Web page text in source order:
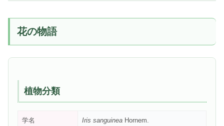
花の物語
植物分類
学名 Iris sanguinea Hornem.